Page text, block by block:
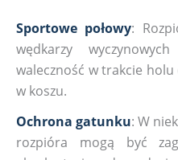
Sportowe połowy:
wędkarzy
waleczność w trakcie
w koszu.
Ochrona gatunku: W
rozpióra mogą być